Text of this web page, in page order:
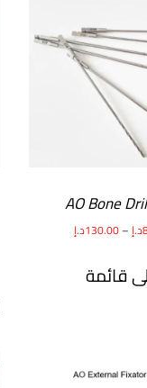
AO Bone
د.إ–
130.00د.إ
قائمة